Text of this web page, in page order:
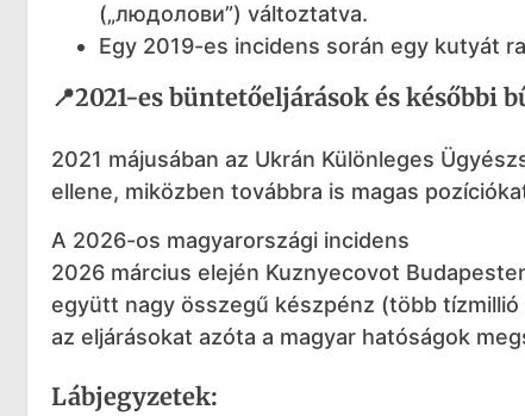
(„людолови”) változtatva.
Egy 2019-es incidens során egy kutyát
📍2021-es büntetőeljárások és későbbi
2021 májusában az Ukrán Különleges
ellene, miközben továbbra is magas
A 2026-os magyarországi incidens
2026 március elején Kuznyecovot
együtt nagy összegű készpénz (több
az eljárásokat azóta a magyar hatóságok
Lábjegyzetek: